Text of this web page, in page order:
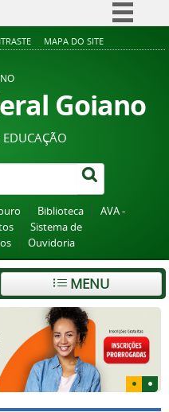
Simplifique!
Acesso à informação
Legislação
Canais
MAPA DO SITE
Goiano
Biblioteca
AVA -
Sistema de
Ouvidoria
MENU